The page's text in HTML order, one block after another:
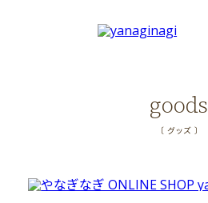
goods
〔 グッズ 〕